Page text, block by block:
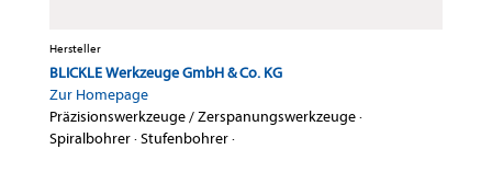
Hersteller
BLICKLE Werkzeuge GmbH & Co. KG
Zur Homepage
Präzisionswerkzeuge / Zerspanungswerkzeuge·
Spiralbohrer·Stufenbohrer·